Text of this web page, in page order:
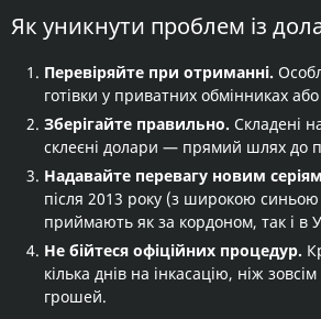
Як уникнути проблем із
Перевіряйте при отриманні.
готівки у приватних обмінниках
Зберігайте правильно. Складені
склеєні долари — прямий шлях до
Надавайте перевагу новим
після 2013 року (з широкою
приймають як за кордоном, так і в
Не бійтеся офіційних процедур.
кілька днів на інкасацію, ніж
грошей.